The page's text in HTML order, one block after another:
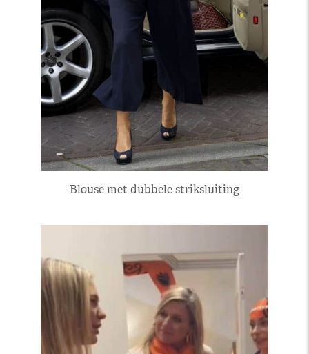
Blouse met dubbele striksluiting